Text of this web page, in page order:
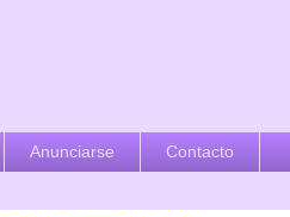
Anunciarse Contacto